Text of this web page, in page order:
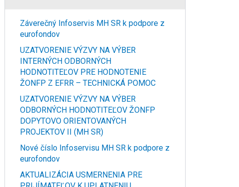
Záverečný Infoservis MH SR k podpore z
eurofondov
UZATVORENIE VÝZVY NA VÝBER
INTERNÝCH ODBORNÝCH
HODNOTITEĽOV PRE HODNOTENIE
ŽONFP Z EFRR – TECHNICKÁ POMOC
UZATVORENIE VÝZVY NA VÝBER
ODBORNÝCH HODNOTITEĽOV ŽONFP
DOPYTOVO ORIENTOVANÝCH
PROJEKTOV II (MH SR)
Nové číslo Infoservisu MH SR k podpore z
eurofondov
AKTUALIZÁCIA USMERNENIA PRE